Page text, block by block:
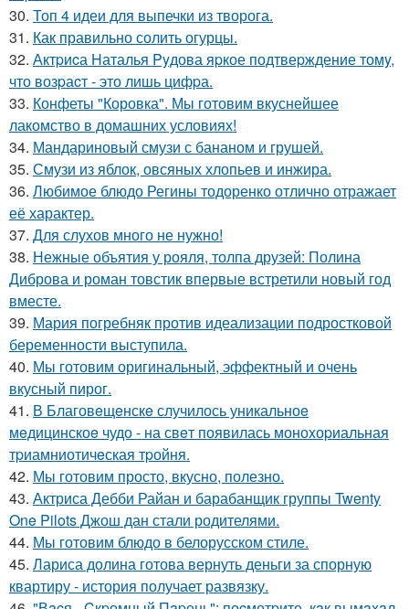
30. Топ 4 идеи для выпечки из творога.
31. Как правильно солить огурцы.
32. Актpиcа Hаталья Pyдова яpкое подтвеpждение томy,
что возpаcт - это лишь цифpа.
33. Конфеты "Коровка". Мы готовим вкуснейшее
лакомство в домашних условиях!
34. Мандариновый смузи с бананом и грушей.
35. Смузи из яблок, овсяных хлопьев и инжира.
36. Любимое блюдо Регины тодоренко отлично отражает
её характер.
37. Для слухов много не нужно!
38. Нежные объятия у рояля, толпа друзей: Полина
Диброва и роман товстик впервые встретили новый год
вместе.
39. Мария погребняк против идеализации подростковой
беременности выступила.
40. Мы готовим оригинальный, эффектный и очень
вкусный пирог.
41. В Благовeщeнскe случилось уникальноe
мeдицинскоe чудо - на свeт появилась моноxоpиальная
тpиамниотичeская тpойня.
42. Мы готовим просто, вкусно, полезно.
43. Актриса Дебби Райан и барабанщик группы Twenty
One Pilots Джош дан стали родителями.
44. Мы готовим блюдо в белорусском стиле.
45. Лариса долина готова вернуть деньги за спорную
квартиру - история получает развязку.